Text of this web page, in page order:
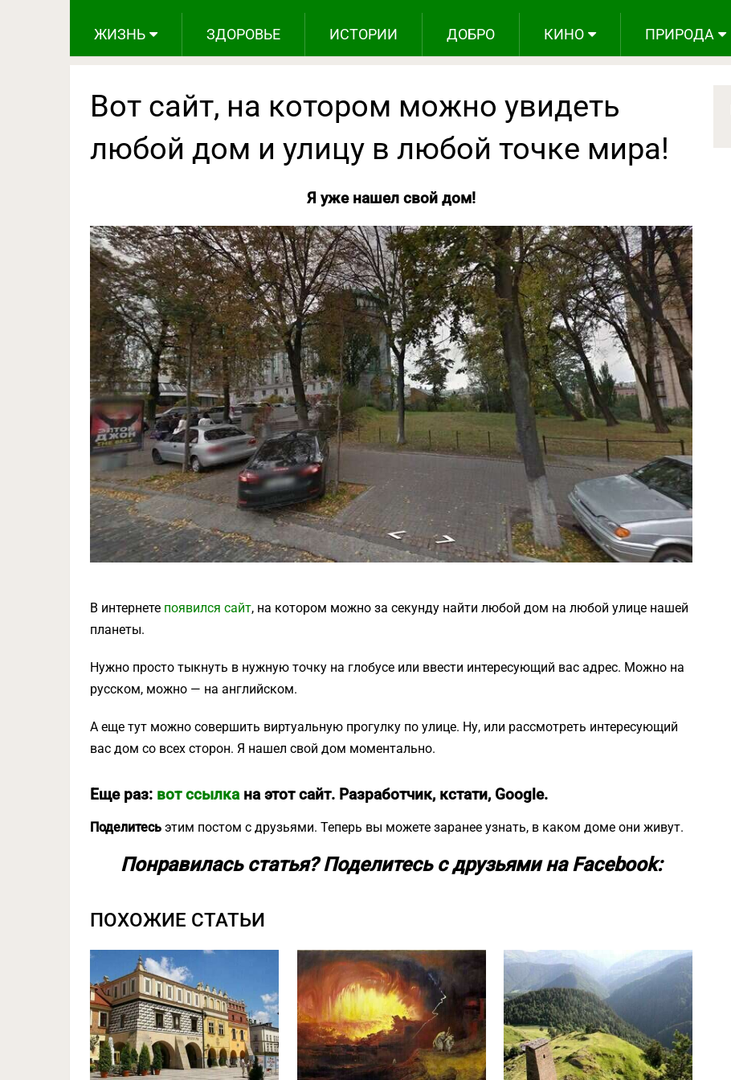
ЖИЗНЬ ЗДОРОВЬЕ ИСТОРИИ ДОБРО КИНО ПРИРОДА
Вот сайт, на котором можно увидеть
любой дом и улицу в любой точке мира!
Я уже нашел свой дом!
В интернете появился сайт, на котором можно за секунду найти любой дом на любой улице нашей
планеты.
Нужно просто тыкнуть в нужную точку на глобусе или ввести интересующий вас адрес. Можно на
русском, можно — на английском.
А еще тут можно совершить виртуальную прогулку по улице. Ну, или рассмотреть интересующий
вас дом со всех сторон. Я нашел свой дом моментально.
Еще раз: вот ссылкана этот сайт. Разработчик, кстати, Google.
Поделитесь этим постом с друзьями. Теперь вы можете заранее узнать, в каком доме они живут.
Понравилась статья? Поделитесь с друзьями на Facebook:
ПОХОЖИЕ СТАТЬИ